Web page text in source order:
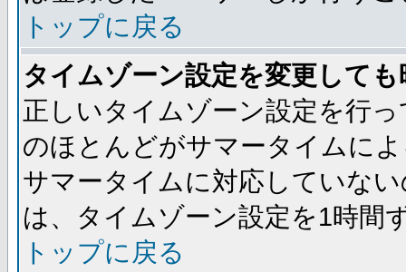
トップに戻る
タイムゾーン設定を変更して
正しいタイムゾーン設定を行
のほとんどがサマータイムに
サマータイムに対応していな
は、タイムゾーン設定を1時間
トップに戻る